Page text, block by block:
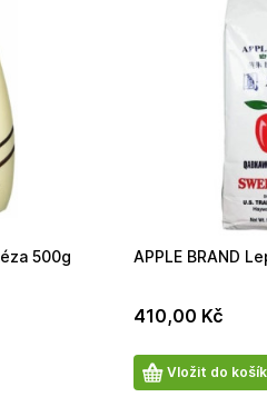
500g APPLE BRAND
410,00 Kč
Počet
produktů
Vložit do